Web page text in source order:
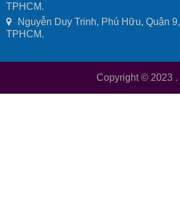
TPHCM.
Nguyễn Duy Trinh, Phú Hữu, Quận 9,
TPHCM.
Copyright © 2023 .